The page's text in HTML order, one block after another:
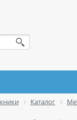
Каталог